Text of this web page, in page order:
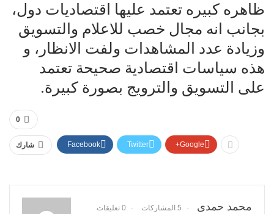
ظاهره كبيره تعتمد عليها اقتصاديات دول،
بجانب انه مجال خصب للاعلام والتسويق
وزيادة عدد المشاهدات ولفت الانظار، و
هذه سياسات اقتصادية صحيحة تعتمد
على التسويق والترويج بصورة كبيرة.
0
شارك Facebook Twitter Google+
محمد حمدى 5 المشاركات 0 تعليقات